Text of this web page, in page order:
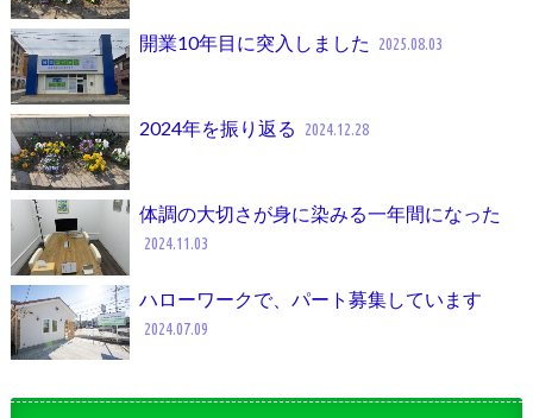
開業10年目に突入しました 2025.08.03
2024年を振り返る 2024.12.28
体調の大切さが身に染みる一年間になった
2024.11.03
ハローワークで、パート募集しています
2024.07.09